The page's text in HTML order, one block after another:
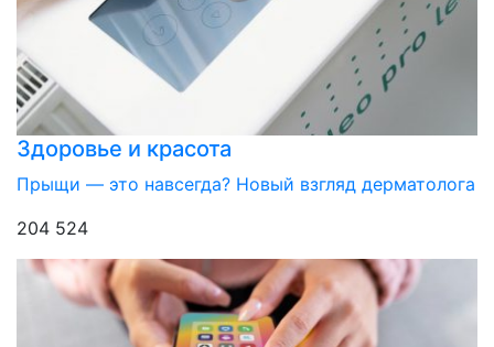
Здоровье и красота
Прыщи — это навсегда? Новый взгляд дерматолога
204 524